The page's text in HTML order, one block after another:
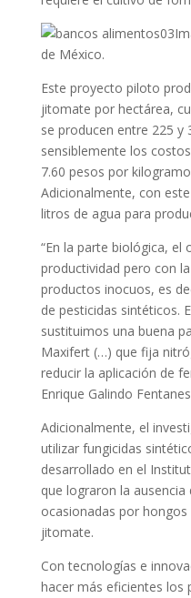
de México.
Este proyecto piloto
jitomate por hectárea,
se producen entre 225 y
sensiblemente los
7.60 pesos por
Adicionalmente, con
litros de agua para
“En la parte biológica, el
productividad pero con
productos inocuos, es
de pesticidas sintéticos.
sustituimos una buena
Maxifert (…) que fija
reducir la aplicación de
Enrique Galindo
Adicionalmente, el
utilizar fungicidas
desarrollado en el
que lograron la
ocasionadas por
jitomate.
Con tecnologías e
hacer más eficientes los